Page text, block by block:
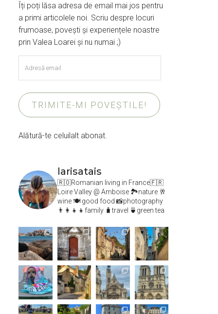
Îți poți lăsa adresa de email mai jos pentru
a primi articolele noi. Scriu despre locuri
frumoase, povești și experiențele noastre
prin Valea Loarei și nu numai ;)
email
TRIMITE-MI POVEȘTILE!
Alătură-te celuilalt abonat.
larisatais
🇷🇴Romanian living in France🇫🇷
Loire Valley @ Amboise 🏞️nature 🥂
wine 🍽 good food 📸photography
👨‍👩‍👧‍👧family 🧳travel 🍵green tea